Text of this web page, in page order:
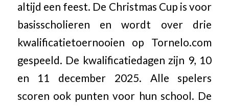
altijd een feest. De Christmas Cup is voor
basisscholieren en wordt over drie
kwalificatietoernooien op Tornelo.com
gespeeld. De kwalificatiedagen zijn 9, 10
en 11 december 2025. Alle spelers
scoren ook punten voor hun school. De